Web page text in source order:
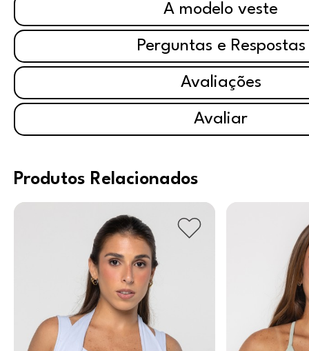
A modelo veste
Perguntas e Respostas
Avaliações
Avaliar
Produtos Relacionados